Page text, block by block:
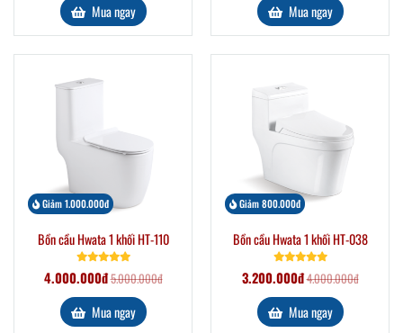
Mua ngay Mua ngay
Giảm 1.000.000đ
Bồn cầu Hwata 1 khối HT-110
4.000.000đ5.000.000đ
Mua ngay
Giảm 800.000đ
Bồn cầu Hwata 1 khối HT-038
3.200.000đ4.000.000đ
Mua ngay